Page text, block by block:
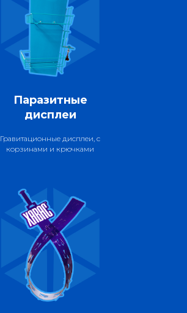
Паразитные
дисплеи
Гравитационные дисплеи, с
корзинами и крючками